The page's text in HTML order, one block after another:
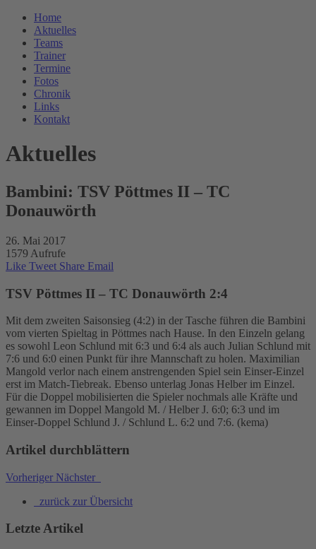
Home
Aktuelles
Teams
Trainer
Termine
Fotos
Chronik
Links
Kontakt
Aktuelles
Bambini: TSV Pöttmes II – TC
Donauwörth
26. Mai 2017
1579 Aufrufe
Like Tweet Share Email
TSV Pöttmes II – TC Donauwörth 2:4
Mit dem zweiten Saisonsieg (4:2) in der Tasche führen die Bambini
vom vierten Spieltag in Pöttmes nach Hause. In den Einzeln gelang
es sowohl Leon Schlund mit 6:3 und 6:4 als auch Julian Schlund mit
7:6 und 6:0 einen Punkt für ihre Mannschaft zu holen. Maximilian
Mangold verlor nach einem anstrengenden Spiel sein Einser-Einzel
erst im Match-Tiebreak. Ebenso unterlag Jonas Helber im Einzel.
Für die Doppel mobilisierten die Spieler nochmals alle Kräfte und
gewannen im Doppel Mangold M. / Helber J. 6:0; 6:3 und im
Einser-Doppel Schlund J. / Schlund L. 6:2 und 7:6. (kema)
Artikel durchblättern
Vorheriger Nächster
zurück zur Übersicht
Letzte Artikel